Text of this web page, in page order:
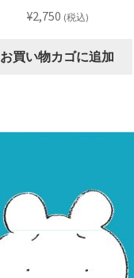
¥2,750 (税込)
お買い物カゴに追加